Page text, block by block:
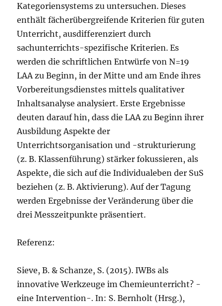
Kategoriensystems zu untersuchen. Dieses
enthält fächerübergreifende Kriterien für guten
Unterricht, ausdifferenziert durch
sachunterrichts-spezifische Kriterien. Es
werden die schriftlichen Entwürfe von N=19
LAA zu Beginn, in der Mitte und am Ende ihres
Vorbereitungsdienstes mittels qualitativer
Inhaltsanalyse analysiert. Erste Ergebnisse
deuten darauf hin, dass die LAA zu Beginn ihrer
Ausbildung Aspekte der
Unterrichtsorganisation und -strukturierung
(z. B. Klassenführung) stärker fokussieren, als
Aspekte, die sich auf die Individualeben der SuS
beziehen (z. B. Aktivierung). Auf der Tagung
werden Ergebnisse der Veränderung über die
drei Messzeitpunkte präsentiert.
Referenz:
Sieve, B. & Schanze, S. (2015). IWBs als
innovative Werkzeuge im Chemieunterricht? -
eine Intervention-. In: S. Bernholt (Hrsg.),